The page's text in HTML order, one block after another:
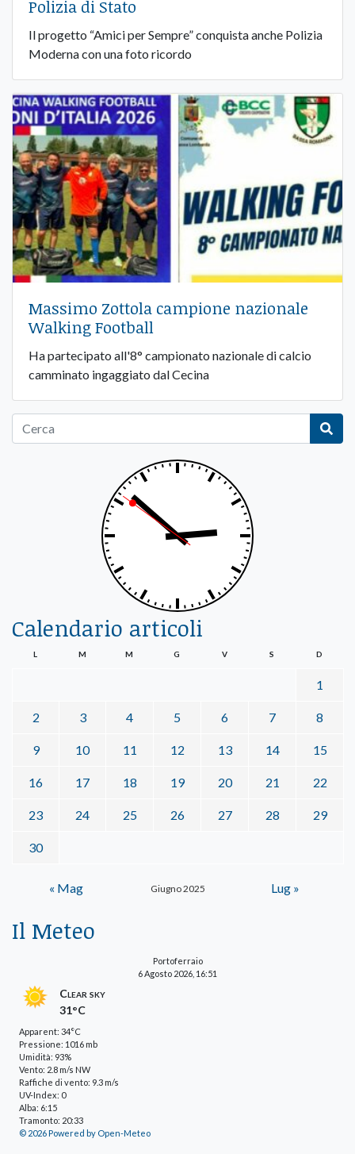
Polizia di Stato
Il progetto “Amici per Sempre” conquista anche Polizia
Moderna con una foto ricordo
Massimo Zottola campione nazionale
Walking Football
Ha partecipato all'8° campionato nazionale di calcio
camminato ingaggiato dal Cecina
Calendario articoli
Giugno 2025
L M M G V S D
1
2 3 4 5 6 7 8
9 10 11 12 13 14 15
16 17 18 19 20 21 22
23 24 25 26 27 28 29
30
« Mag Lug »
Il Meteo
Portoferraio
6 Agosto 2026, 16:51
Clear sky
31°C
Apparent: 34°C
Pressione: 1016 mb
Umidità: 93%
Vento: 2.8 m/s NW
Raffiche di vento: 9.3 m/s
UV-Index: 0
Alba: 6:15
Tramonto: 20:33
© 2026 Powered by Open-Meteo